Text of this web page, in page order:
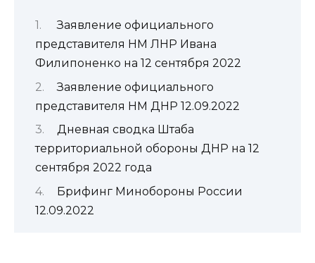
Заявление официального
представителя НМ ЛНР Ивана
Филипоненко на 12 сентября 2022
Заявление официального
представителя НМ ДНР 12.09.2022
Дневная сводка Штаба
территориальной обороны ДНР на 12
сентября 2022 года
Брифинг Минобороны России
12.09.2022